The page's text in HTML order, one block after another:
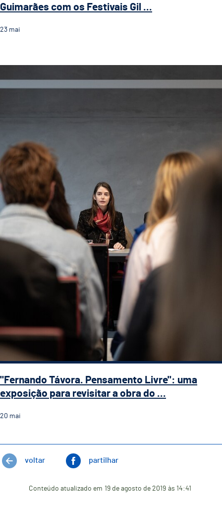
Guimarães com os Festivais Gil ...
23 mai
"Fernando Távora. Pensamento Livre": uma
exposição para revisitar a obra do ...
20 mai
voltar partilhar
Conteúdo atualizado em 19 de agosto de 2019 às 14:41